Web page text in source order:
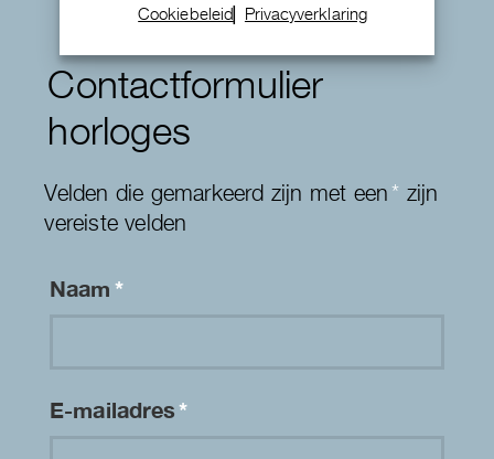
Cookiebeleid Privacyverklaring
Contactformulier
horloges
Velden die gemarkeerd zijn met een* zijn
vereiste velden
Naam*
E-mailadres*